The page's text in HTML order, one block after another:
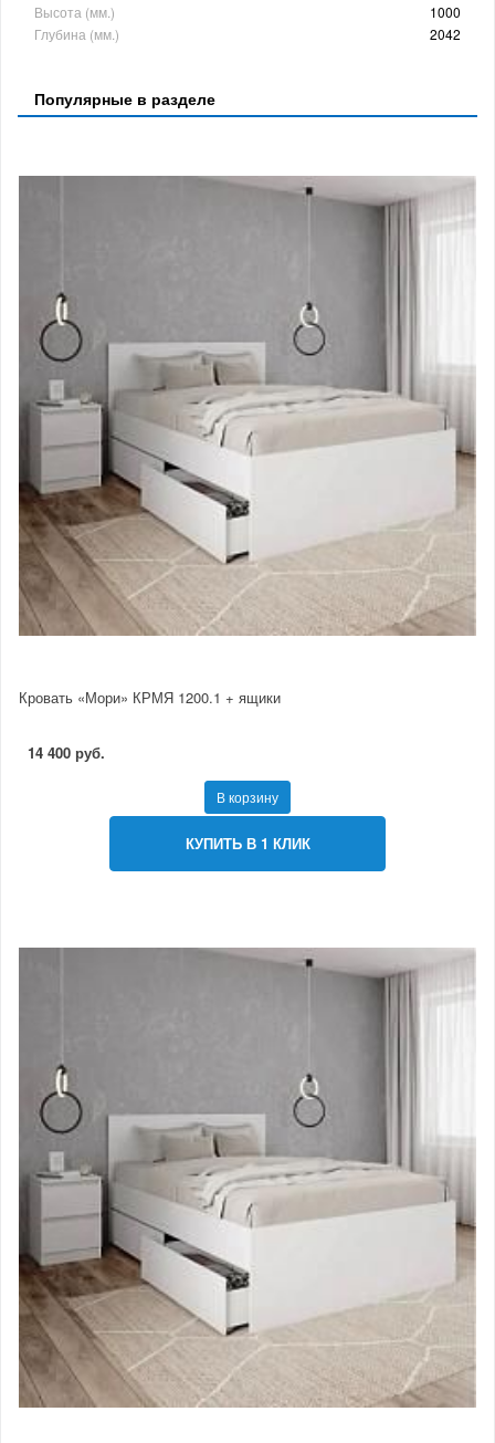
Высота (мм.)
1000
Глубина (мм.)
2042
Популярные в разделе
Кровать «Мори» КРМЯ 1200.1 + ящики
14 400 руб.
В корзину
КУПИТЬ В 1 КЛИК